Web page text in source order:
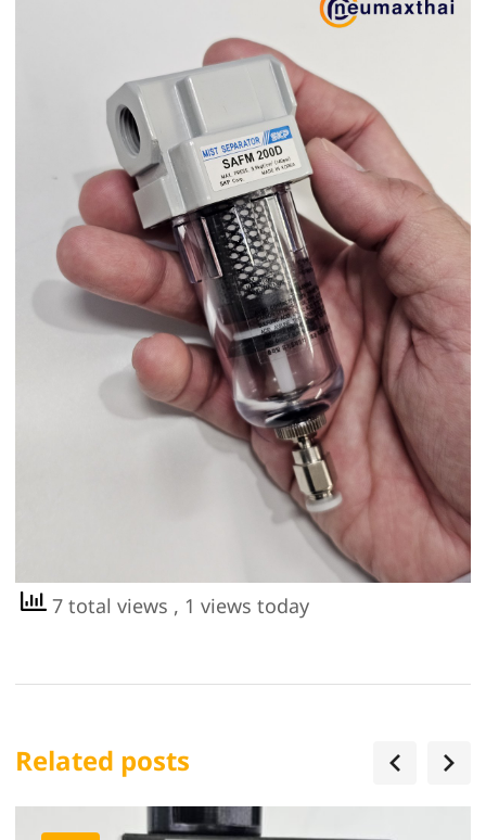
7 total views , 1 views today
Related posts